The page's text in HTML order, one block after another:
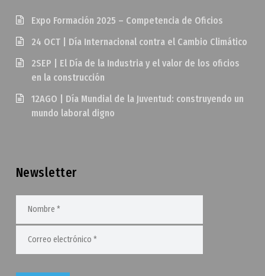
Expo Formación 2025 – Competencia de Oficios
24 OCT | Día Internacional contra el Cambio Climático
2SEP | El Día de la Industria y el valor de los oficios
en la construcción
12AGO | Día Mundial de la Juventud: construyendo un
mundo laboral digno
Newsletter